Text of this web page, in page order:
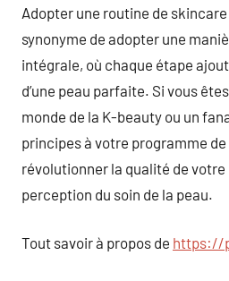
Adopter une routine de
synonyme de adopter une
intégrale, où chaque étape
d’une peau parfaite. Si vous
monde de la K-beauty ou un
principes à votre programme
révolutionner la qualité de
perception du soin de la peau.
Tout savoir à propos de https://